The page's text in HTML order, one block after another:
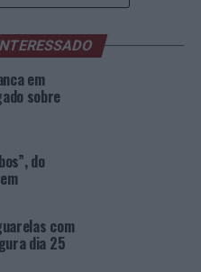
de bombeiros do
em diferentes
da itinerância
CIM Alto Minho
é o de sensibilizar a
da proteção civil,
básicos sobre
perante eventos
em
sobre
do
com
dia 25